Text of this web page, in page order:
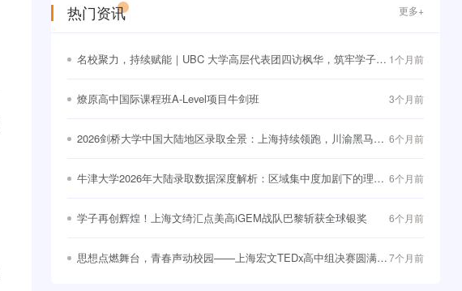
热门资讯
名校聚力，持续赋能｜UBC 大学高层代表团四访枫华，筑牢学子直 1个月前
燎原高中国际课程班A-Level项目牛剑班 3个月前
2026剑桥大学中国大陆地区录取全景：上海持续领跑，川渝黑马频 6个月前
牛津大学2026年大陆录取数据深度解析：区域集中度加剧下的理性 6个月前
学子再创辉煌！上海文绮汇点美高iGEM战队巴黎斩获全球银奖 6个月前
思想点燃舞台，青春声动校园——上海宏文TEDx高中组决赛圆满落7个月前
更多+